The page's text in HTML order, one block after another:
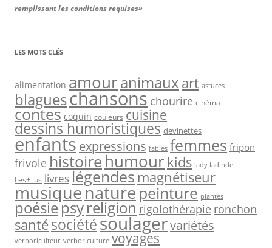
remplissant les conditions requises»
LES MOTS CLÉS
alimentation amouranimaux art astuces
blagueschansons chourire cinéma
contes coquin couleurs cuisine
dessins humoristiques devinettes
enfantsexpressions fables femmes fripon
frivole histoire humour kids lady ladinde
Les+ lus livreslégendes magnétiseur
musiquenature peinture plantes
poésiepsyreligion rigolothérapie ronchon
santésociétésoulagervariétés
verboriculteur verboriculture voyages